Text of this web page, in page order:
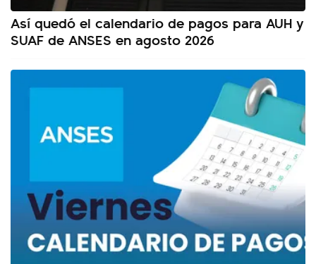
Así quedó el calendario de pagos para AUH y
SUAF de ANSES en agosto 2026